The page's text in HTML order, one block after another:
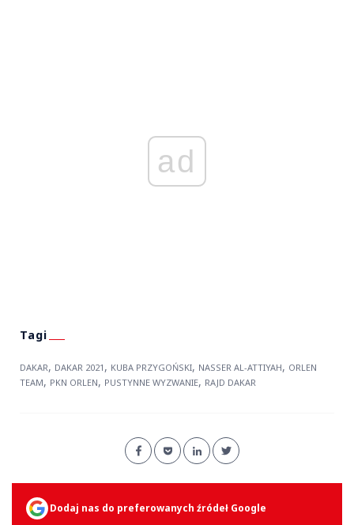
ad
DAKAR, DAKAR 2021 , KUBA PRZYGOŃSKI, NASSER AL-ATTIYAH, ORLEN
TEAM, PKN ORLEN, PUSTYNNE WYZWANIE, RAJD DAKAR
Dodaj nas do preferowanych źródeł Google